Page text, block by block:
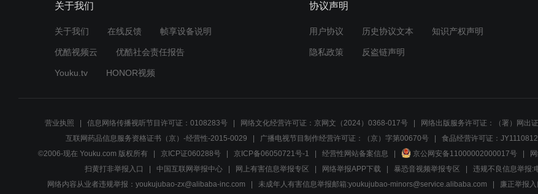
关于我们
关于我们 在线反馈 帧享设备说明
优酷视频云 优酷社会责任报告
Youku.tv HONOR视频
协议声明
用户协议 历史协议文本 知识产权声明
隐私政策 反盗链声明
营业执照 信息网络传播视听节目许可证：0108283号 网络文化经营许可证：京网文（2024）0368-017号 网络出版服务许可证：（署）网出
互联网药品信息服务资格证书（京）-经营性-2015-0029
广播电视节目制作经营许可证：（京）字第00670号 食品经营许可证：
©2006-现在 Youku.com 版权所有
京ICP证060288号 京ICP备06050721号-1 经营性网站备案信息 京公网安备11000002000017号
扫黄打非举报入口
中国互联网举报中心 网上有害信息举报专区 网络举报APP下载 暴恐音视频举报专区
违规不良信息举报:
网络内容从业者违规举报：youkujubao-zx@alibaba-inc.com
未成年人有害信息举报邮箱:youkujubao-minors@service.alibaba.com 廉正举报入